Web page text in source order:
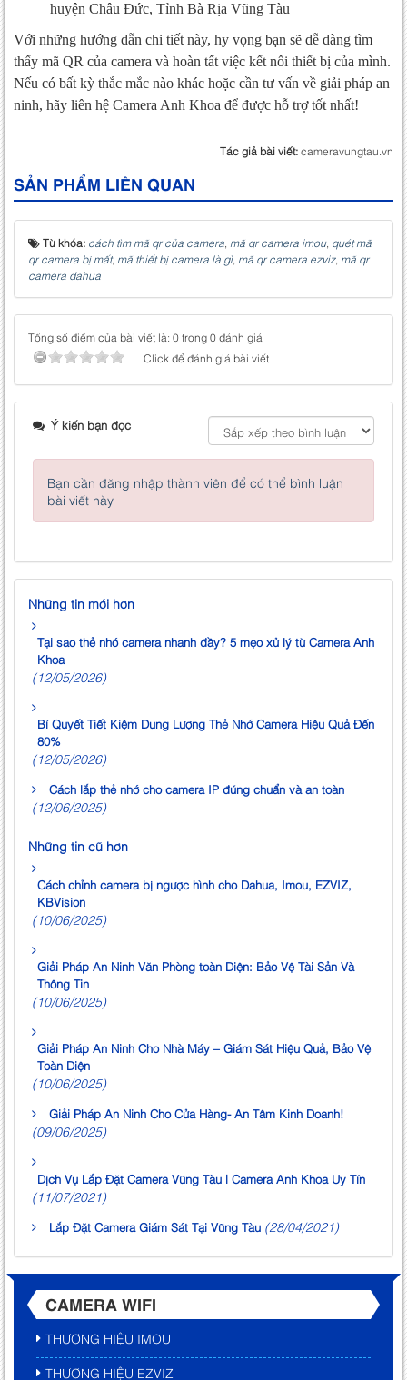
huyện Châu Đức, Tỉnh Bà Rịa Vũng Tàu
Với những hướng dẫn chi tiết này, hy vọng bạn sẽ dễ dàng tìm
thấy mã QR của camera và hoàn tất việc kết nối thiết bị của mình.
Nếu có bất kỳ thắc mắc nào khác hoặc cần tư vấn về giải pháp an
ninh, hãy liên hệ Camera Anh Khoa để được hỗ trợ tốt nhất!
Tác giả bài viết:cameravungtau.vn
SẢN PHẨM LIÊN QUAN
Từ khóa: cách tìm mã qr của camera mã qr camera imou, quét mã
qr camera bị mất, mã thiết bị camera là gì mã qr camera ezviz, mã qr
camera dahua
Tổng số điểm của bài viết là: 0 trong 0 đánh giá
Click để đánh giá bài viết
Ý kiến bạn đọc
Bạn cần đăng nhập thành viên để có thể bình luận
bài viết này
Những tin mới hơn
Tại sao thẻ nhớ camera nhanh đầy? 5 mẹo xử lý từ Camera Anh
Khoa
(12/05/2026)
Bí Quyết Tiết Kiệm Dung Lượng Thẻ Nhớ Camera Hiệu Quả Đến
80%
(12/05/2026)
Cách lắp thẻ nhớ cho camera IP đúng chuẩn và an toàn
(12/06/2025)
Những tin cũ hơn
Cách chỉnh camera bị ngược hình cho Dahua, Imou, EZVIZ,
KBVision
(10/06/2025)
Giải Pháp An Ninh Văn Phòng toàn Diện: Bảo Vệ Tài Sản Và
Thông Tin
(10/06/2025)
Giải Pháp An Ninh Cho Nhà Máy – Giám Sát Hiệu Quả, Bảo Vệ
Toàn Diện
(10/06/2025)
Giải Pháp An Ninh Cho Cửa Hàng- An Tâm Kinh Doanh!
(09/06/2025)
Dịch Vụ Lắp Đặt Camera Vũng Tàu | Camera Anh Khoa Uy Tín
(11/07/2021)
Lắp Đặt Camera Giám Sát Tại Vũng Tàu (28/04/2021)
CAMERA WIFI
THƯƠNG HIỆU IMOU
THƯƠNG HIỆU EZVIZ